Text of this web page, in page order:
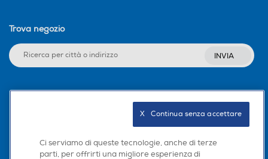
Trova negozio
INVIA
Ci serviamo di queste tecnologie, anche di terze
parti, per offrirti una migliore esperienza di
X   Continua senza accettare